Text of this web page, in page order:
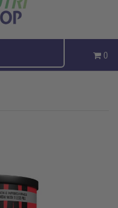
0